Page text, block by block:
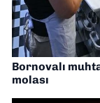
Bornovalı
molası